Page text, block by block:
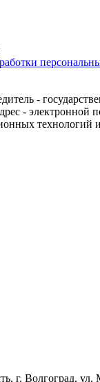
-
- электронной
г. Волгоград,